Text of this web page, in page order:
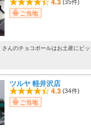
4.3 (35件)
ご当地
さんのチョコボールはお土産にピ
ツルヤ 軽井沢店
4.3 (34件)
ご当地